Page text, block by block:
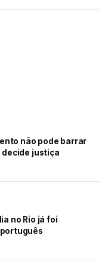
não pode barrar
justiça
no Rio já foi